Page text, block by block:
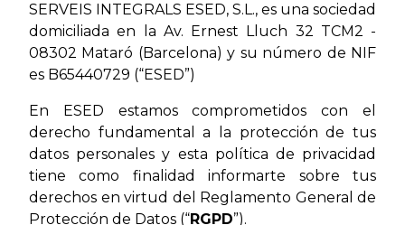
SERVEIS INTEGRALS ESED, S.L., es una sociedad
domiciliada en la Av. Ernest Lluch 32 TCM2 -
08302 Mataró (Barcelona) y su número de NIF
es B65440729 (“ESED”)
En ESED estamos comprometidos con el
derecho fundamental a la protección de tus
datos personales y esta política de privacidad
tiene como finalidad informarte sobre tus
derechos en virtud del Reglamento General de
Protección de Datos (“RGPD”).